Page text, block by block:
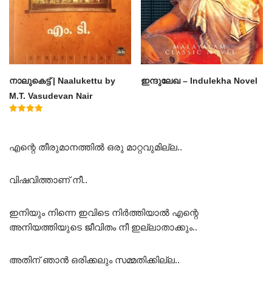
നാലുകെട്ട് | Naalukettu by
M.T. Vasudevan Nair
ഇന്ദുലേഖ – Indulekha Novel
എന്റെ തീരുമാനത്തിൽ ഒരു മാറ്റവുമില്ല..
വിഷവിത്താണ് നീ..
ഇനിയും നിന്നെ ഇവിടെ നിർത്തിയാൽ എന്റെ
അനിയത്തിയുടെ ജീവിതം നീ ഇല്ലാതാക്കും..
അതിന് ഞാൻ ഒരിക്കലും സമ്മതിക്കില്ല..